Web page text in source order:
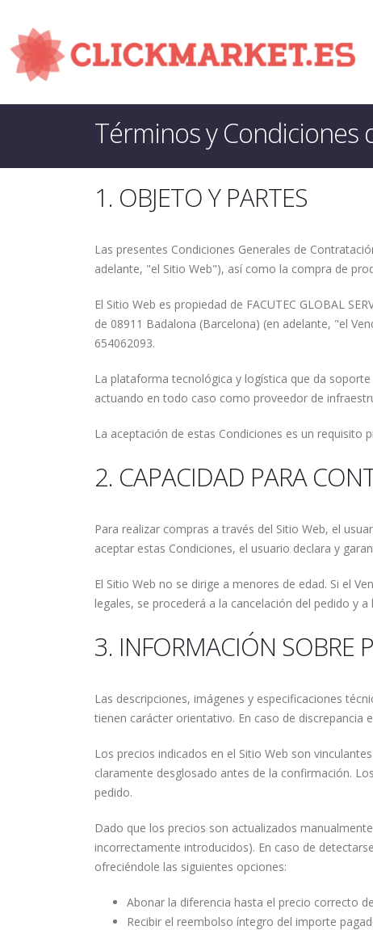
Términos y Condiciones
1. OBJETO Y PARTES
Las presentes Condiciones Generales de
adelante, "el Sitio Web"), así como la compra de
El Sitio Web es propiedad de FACUTEC GLOBAL
de 08911 Badalona (Barcelona) (en adelante, "el
654062093.
La plataforma tecnológica y logística que da
actuando en todo caso como proveedor de
La aceptación de estas Condiciones es un requisito
2. CAPACIDAD PARA
Para realizar compras a través del Sitio Web, el
aceptar estas Condiciones, el usuario declara y
El Sitio Web no se dirige a menores de edad. Si el
legales, se procederá a la cancelación del pedido y
3. INFORMACIÓN SOBRE
Las descripciones, imágenes y especificaciones
tienen carácter orientativo. En caso de discrepancia
Los precios indicados en el Sitio Web son
claramente desglosado antes de la confirmación.
pedido.
Dado que los precios son actualizados
incorrectamente introducidos). En caso de
ofreciéndole las siguientes opciones:
Abonar la diferencia hasta el precio correcto
Recibir el reembolso íntegro del importe